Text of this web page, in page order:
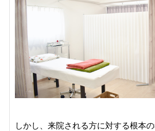
しかし、来院される方に対する根本